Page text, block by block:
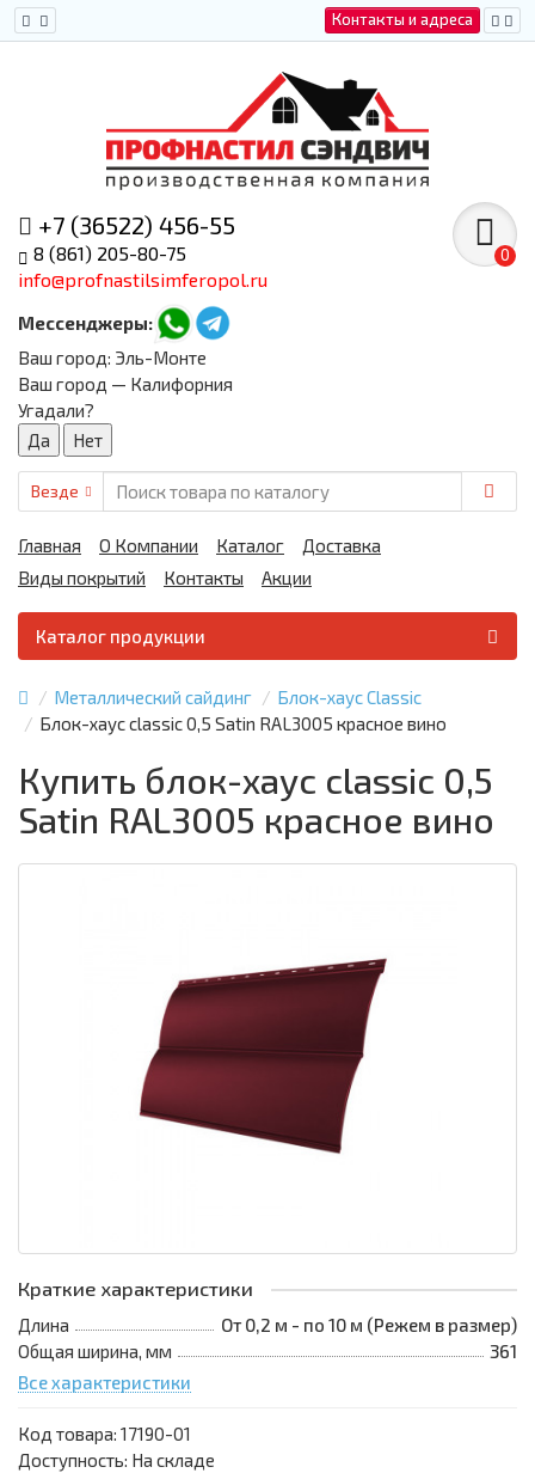
Контакты и адреса
+7 (36522) 456-55
8 (861) 205-80-75
info@profnastilsimferopol.ru
Мессенджеры:
0
Ваш город: Эль-Монте
Ваш город — Калифорния
Угадали?
Везде
Главная О Компании Каталог
Доставка
Виды покрытий
Контакты Акции
Каталог продукции
Металлический сайдинг
Блок-хаус Classic
Блок-хаус classic 0,5 Satin RAL3005 красное вино
Купить блок-хаус classic 0,5
Satin RAL3005 красное вино
Краткие характеристики
Длина
От 0,2 м - по 10 м (Режем в размер)
Общая ширина, мм
361
Все характеристики
Код товара: 17190-01
Доступность: На складе